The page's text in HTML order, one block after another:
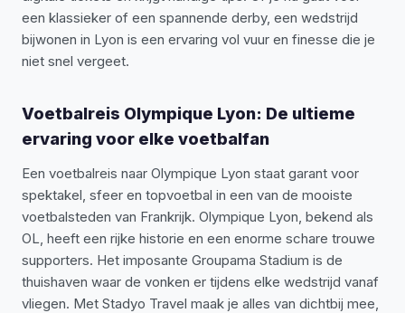
een klassieker of een spannende derby, een wedstrijd
bijwonen in Lyon is een ervaring vol vuur en finesse die je
niet snel vergeet.
Voetbalreis Olympique Lyon: De ultieme
ervaring voor elke voetbalfan
Een voetbalreis naar Olympique Lyon staat garant voor
spektakel, sfeer en topvoetbal in een van de mooiste
voetbalsteden van Frankrijk. Olympique Lyon, bekend als
OL, heeft een rijke historie en een enorme schare trouwe
supporters. Het imposante Groupama Stadium is de
thuishaven waar de vonken er tijdens elke wedstrijd vanaf
vliegen. Met Stadyo Travel maak je alles van dichtbij mee,